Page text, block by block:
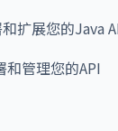
扩展您的Java
管理您的API